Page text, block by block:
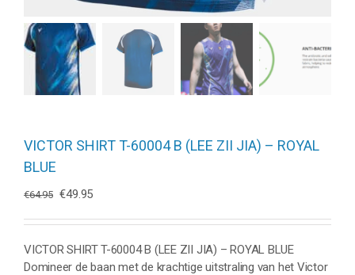
VICTOR SHIRT T-60004 B (LEE ZII JIA) – ROYAL
BLUE
€64.95 Oorspronkelijke
was:
€64.95.
€49.95Huidige
is:
€49.95.
VICTOR SHIRT T-60004 B (LEE ZII JIA) – ROYAL BLUE
Domineer de baan met de krachtige uitstraling van het Victor